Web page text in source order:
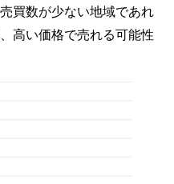
買数が少ない地域であれ
高い価格で売れる可能性